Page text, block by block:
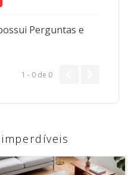
Perguntas e
1 - 0 de 0